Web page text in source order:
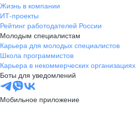
Жизнь в компании
ИТ-проекты
Рейтинг работодателей России
Молодым специалистам
Карьера для молодых специалистов
Школа программистов
Карьера в некоммерческих организациях
Боты для уведомлений
Мобильное приложение